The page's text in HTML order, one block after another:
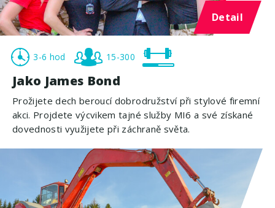
Detail
3-6 hod 15-300
Jako James Bond
Prožijete dech beroucí dobrodružství při stylové firemní
akci. Projdete výcvikem tajné služby MI6 a své získané
dovednosti využijete při záchraně světa.